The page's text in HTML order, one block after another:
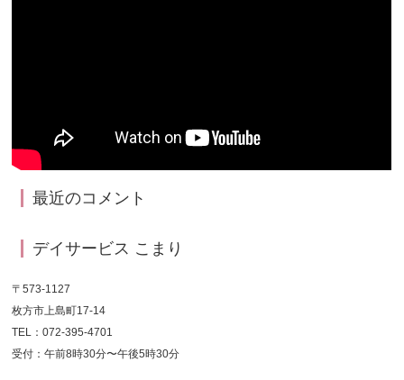
最近のコメント
デイサービス こまり
〒573-1127
枚方市上島町17-14
TEL：072-395-4701
受付：午前8時30分〜午後5時30分